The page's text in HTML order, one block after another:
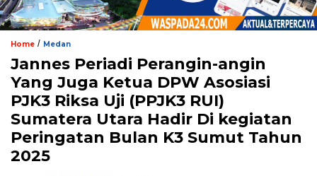
Home / Medan
Jannes Periadi Perangin-angin
Yang Juga Ketua DPW Asosiasi
PJK3 Riksa Uji (PPJK3 RUI)
Sumatera Utara Hadir Di kegiatan
Peringatan Bulan K3 Sumut Tahun
2025